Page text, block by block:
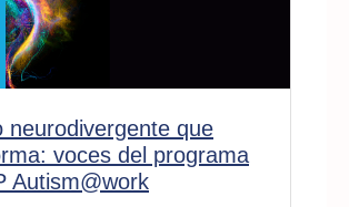
neurodivergente que
voces del programa
Autism@work